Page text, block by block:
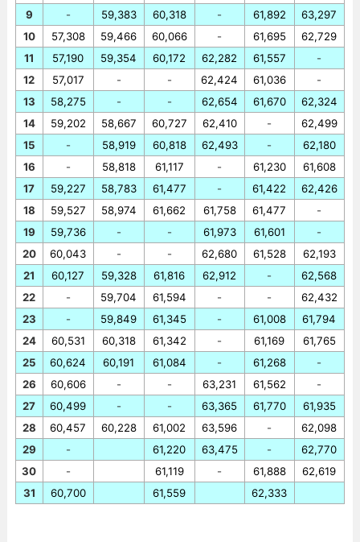
9
10
11
12
13
14
15
16
17
18
19
20
21
22
23
24
25
26
27
28
29
30
31
-
57,308
57,190
57,017
58,275
59,202
-
-
59,227
59,527
59,736
60,043
60,127
-
-
60,531
60,624
60,606
60,499
60,457
-
-
60,700
59,383
59,466
59,354
-
-
58,667
58,919
58,818
58,783
58,974
-
-
59,328
59,704
59,849
60,318
60,191
-
-
60,228
60,318
60,066
60,172
-
-
60,727
60,818
61,117
61,477
61,662
-
-
61,816
61,594
61,345
61,342
61,084
-
-
61,002
61,220
61,119
61,559
-
-
62,282
62,424
62,654
62,410
62,493
-
-
61,758
61,973
62,680
62,912
-
-
-
-
63,231
63,365
63,596
63,475
-
61,892
61,695
61,557
61,036
61,670
-
-
61,230
61,422
61,477
61,601
61,528
-
-
61,008
61,169
61,268
61,562
61,770
-
-
61,888
62,333
63,297
62,729
-
-
62,324
62,499
62,180
61,608
62,426
-
-
62,193
62,568
62,432
61,794
61,765
-
-
61,935
62,098
62,770
62,619